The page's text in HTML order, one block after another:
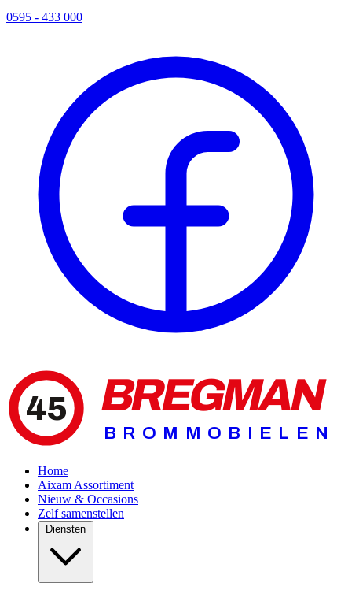
0595 - 433 000
45 BREGMAN
BROMMOBIELEN
Home
Aixam Assortiment
Nieuw & Occasions
Zelf samenstellen
Diensten